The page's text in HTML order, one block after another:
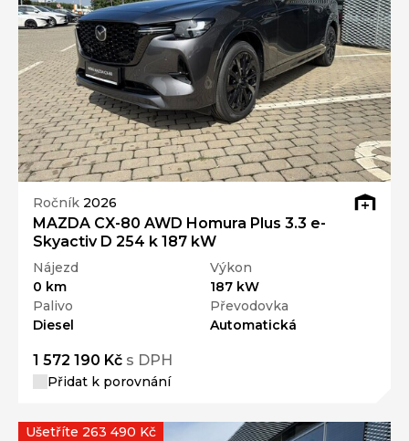
Ročník 2026
MAZDA CX-80 AWD Homura Plus 3.3 e-
Skyactiv D 254 k 187 kW
Nájezd
0 km
Výkon
187 kW
Palivo
Diesel
Převodovka
Automatická
1 572 190 Kč s DPH
Přidat k porovnání
Ušetříte 263 490 Kč